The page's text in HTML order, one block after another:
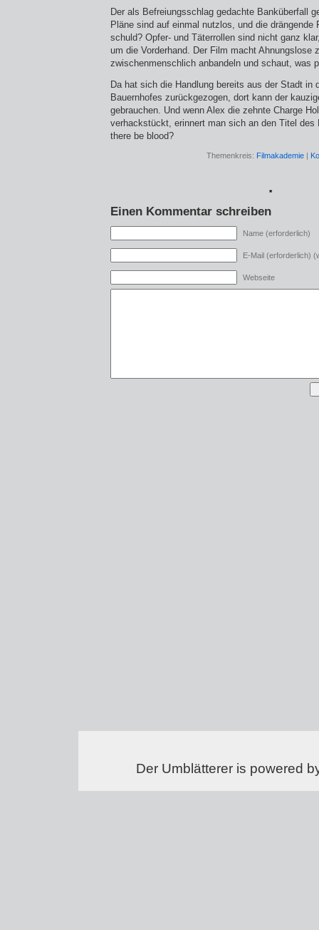
Der als Befreiungsschlag gedachte Banküberfall
Pläne sind auf einmal nutzlos, und die drängende
schuld? Opfer- und Täterrollen sind nicht ganz
um die Vorderhand. Der Film macht Ahnungs­lose
zwischenmenschlich anbandeln und schaut, was
Da hat sich die Handlung bereits aus der Stadt in
Bauernhofes zurückgezogen, dort kann der
gebrauchen. Und wenn Alex die zehnte Charge
verhackstückt, erinnert man sich an den Titel
there be blood?
Themenkreis: Filmakademie |
*
Einen Kommentar schreiben
Name (erforderlich)
E-Mail (erforderlich)
Webseite
Der Umblätterer is powered